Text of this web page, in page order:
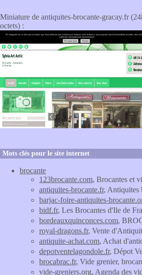
Miniature de antiquites-brocante-gracay.fr
octets) :
Mots clés pour le site internet
brocante
123brocante.com, Brocantes et
antiquites-brocante.fr, Antiquites
barjac-foire-antiquites-
bidf.fr, Les Brocantes d'Ile de
bordeauxquinconces.com,
royal-dragons.fr, Vente
antiquite-achat.com, Achat
depotventelagondole.fr, Dépot
brocabrac.fr, Vide grenier,
vide-greniers.org, Agenda des